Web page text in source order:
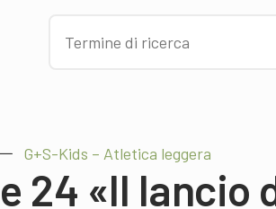
G+S-Kids – Atletica leggera
24 «Il lancio